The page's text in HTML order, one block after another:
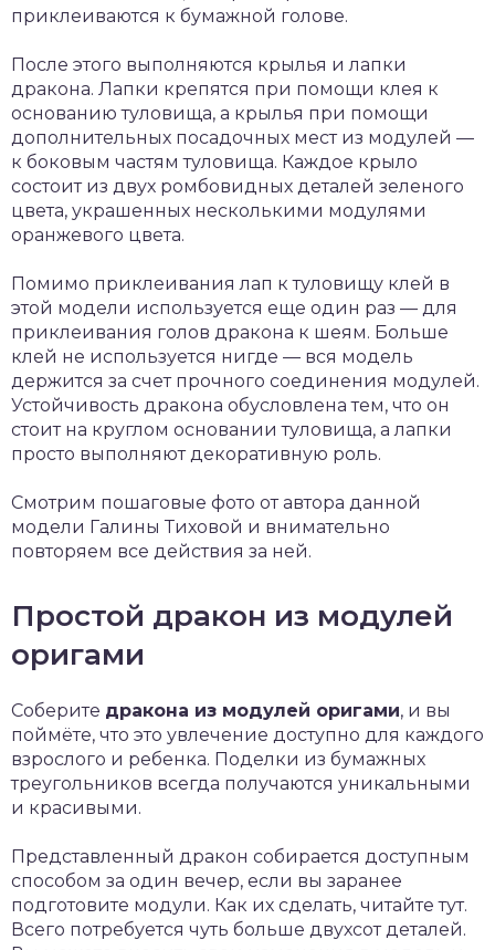
приклеиваются к бумажной голове.
После этого выполняются крылья и лапки
дракона. Лапки крепятся при помощи клея к
основанию туловища, а крылья при помощи
дополнительных посадочных мест из модулей —
к боковым частям туловища. Каждое крыло
состоит из двух ромбовидных деталей зеленого
цвета, украшенных несколькими модулями
оранжевого цвета.
Помимо приклеивания лап к туловищу клей в
этой модели используется еще один раз — для
приклеивания голов дракона к шеям. Больше
клей не используется нигде — вся модель
держится за счет прочного соединения модулей.
Устойчивость дракона обусловлена тем, что он
стоит на круглом основании туловища, а лапки
просто выполняют декоративную роль.
Смотрим пошаговые фото от автора данной
модели Галины Тиховой и внимательно
повторяем все действия за ней.
Простой дракон из модулей
оригами
Соберите дракона из модулей оригами, и вы
поймёте, что это увлечение доступно для каждого
взрослого и ребенка. Поделки из бумажных
треугольников всегда получаются уникальными
и красивыми.
Представленный дракон собирается доступным
способом за один вечер, если вы заранее
подготовите модули. Как их сделать, читайте тут.
Всего потребуется чуть больше двухсот деталей.